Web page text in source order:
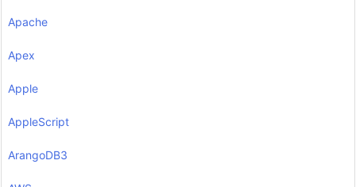
Apache
Apex
Apple
AppleScript
ArangoDB3